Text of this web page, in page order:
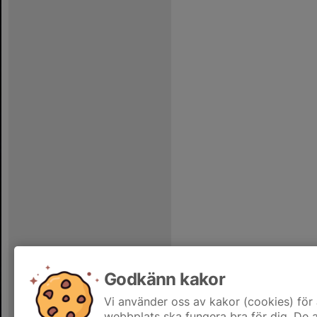
Godkänn kakor
Vi använder oss av kakor (cookies)